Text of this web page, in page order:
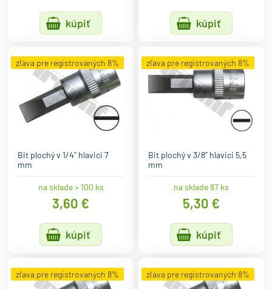
kúpiť kúpiť
zľava pre registrovaných 8%
Bit plochý v 1/4" hlavici 7
mm
na sklade > 100 ks
3,60 €
kúpiť
zľava pre registrovaných 8%
Bit plochý v 3/8" hlavici 5,5
mm
na sklade 87 ks
5,30 €
kúpiť
zľava pre registrovaných 8% zľava pre registrovaných 8%